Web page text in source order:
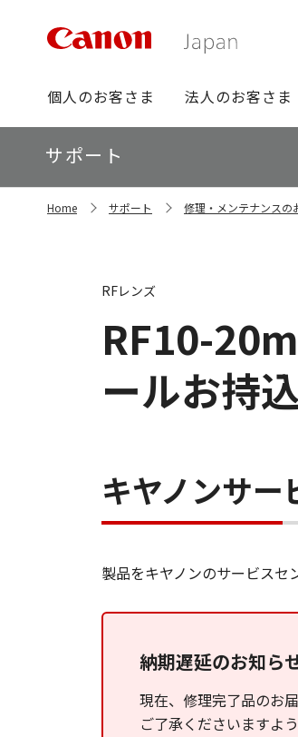
グ
ロ
ー
バ
ビ
個人のお客さま 法人のお客さま
ロ
ー
カ
ル
サポート
Home サポート 修理・メンテナンスの
RF10-
ールお持
RFレンズ
キヤノンサ
製品をキヤノンのサービスセ
納期遅延のお知ら
現在、修理完了品のお
ご了承くださいますよ